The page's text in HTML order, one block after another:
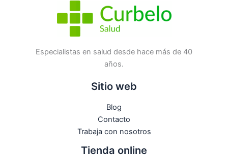
Especialistas en salud desde hace más de 40
años.
Sitio web
Blog
Contacto
Trabaja con nosotros
Tienda online